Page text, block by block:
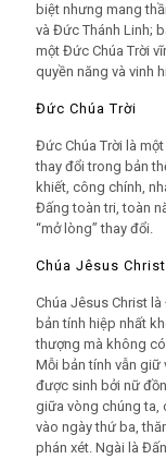
biệt nhưng mang
và Đức Thánh Linh;
một Đức Chúa Trời
quyền năng và vinh
Đức Chúa Trời
Đức Chúa Trời là
thay đổi trong bản
khiết, công chính,
Đấng toàn tri, toàn
“mở lòng” thay đổi.
Chúa Jêsus Christ
Chúa Jêsus Christ là
bản tính hiệp nhất
thượng mà không
Mỗi bản tính vẫn
được sinh bởi nữ
giữa vòng chúng ta,
vào ngày thứ ba,
phán xét. Ngài là